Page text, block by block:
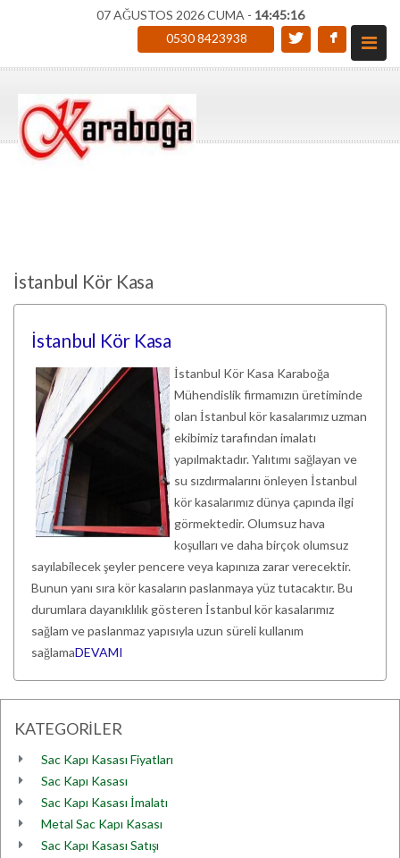
07 AĞUSTOS 2026 CUMA - 14:45:17
0530 8423938
İstanbul Kör Kasa
İstanbul Kör Kasa
İstanbul Kör Kasa Karaboğa
Mühendislik firmamızın üretiminde
olan İstanbul kör kasalarımız uzman
ekibimiz tarafından imalatı
yapılmaktadır. Yalıtımı sağlayan ve
su sızdırmalarını önleyen İstanbul
kör kasalarımız dünya çapında ilgi
görmektedir. Olumsuz hava
koşulları ve daha birçok olumsuz
sayılabilecek şeyler pencere veya kapınıza zarar verecektir.
Bunun yanı sıra kör kasaların paslanmaya yüz tutacaktır. Bu
durumlara dayanıklılık gösteren İstanbul kör kasalarımız
sağlam ve paslanmaz yapısıyla uzun süreli kullanım
sağlamaDEVAMI
KATEGORİLER
Sac Kapı Kasası Fiyatları
Sac Kapı Kasası
Sac Kapı Kasası İmalatı
Metal Sac Kapı Kasası
Sac Kapı Kasası Satışı